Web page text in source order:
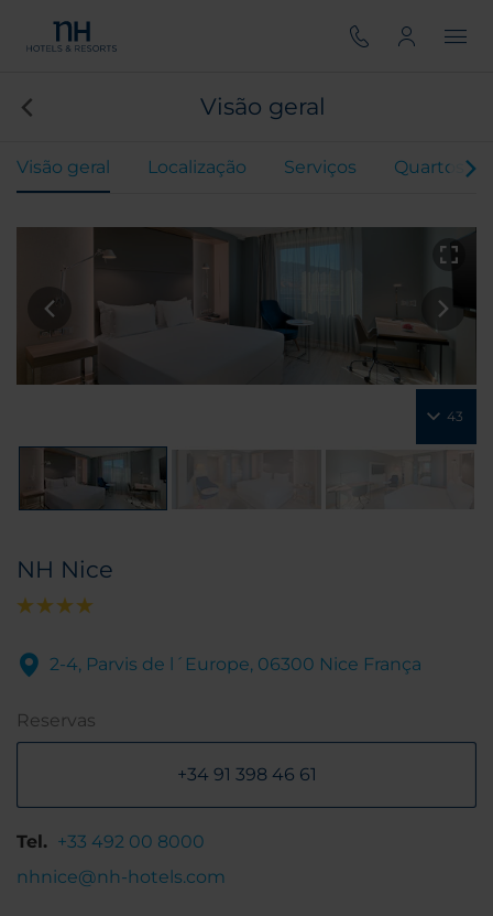
Visão geral
Visão geral Localização Serviços Quartos
43
NH Nice
2-4, Parvis de l´Europe, 06300 Nice França
Reservas
+34 91 398 46 61
Tel. +33 492 00 8000
nhnice@nh-hotels.com